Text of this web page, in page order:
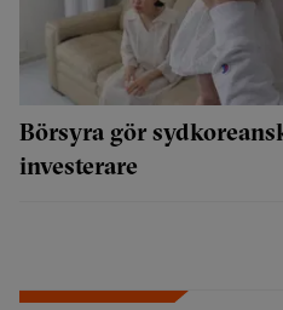
Börsyra gör
investerare